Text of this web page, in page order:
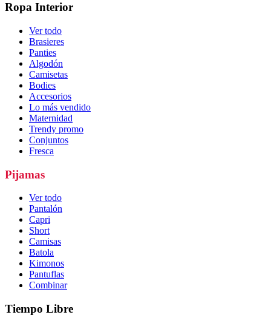
Ropa Interior
Ver todo
Brasieres
Panties
Algodón
Camisetas
Bodies
Accesorios
Lo más vendido
Maternidad
Trendy promo
Conjuntos
Fresca
Pijamas
Ver todo
Pantalón
Capri
Short
Camisas
Batola
Kimonos
Pantuflas
Combinar
Tiempo Libre